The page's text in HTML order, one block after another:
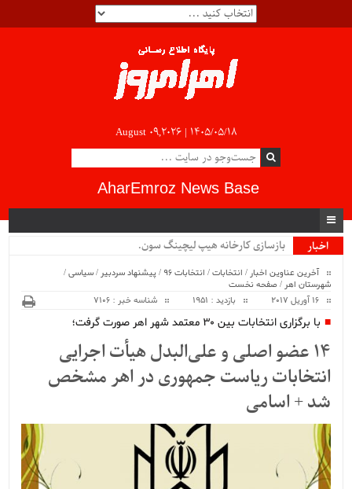
August 09,2026 | ۱۴۰۵/۰۵/۱۸
AharEmroz News Base
اخبار
بازسازی کارخانه هیپ لیچینگ سونگون .
آخرین عناوین اخبار / انتخابات/ انتخابات 96 /پیشنهاد سردبیر /سیاسی/
شهرستان اهر /صفحه نخست
16 آوریل 2017
بازدید : 1951 شناسه خبر : 7106
با برگزاری انتخابات بین 30 معتمد شهر اهر صورت گرفت؛
14 عضو اصلی و علی‌البدل هیأت اجرایی
انتخابات ریاست جمهوری در اهر مشخص
شد + اسامی